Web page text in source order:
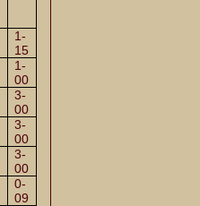
1-
15
1-
00
3-
00
3-
00
3-
00
0-
09